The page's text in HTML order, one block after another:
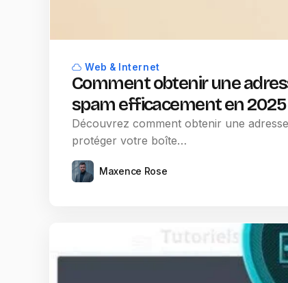
Web & Internet
Comment obtenir une
spam efficacement en 2025
Découvrez comment obtenir une
protéger votre boîte…
Maxence Rose